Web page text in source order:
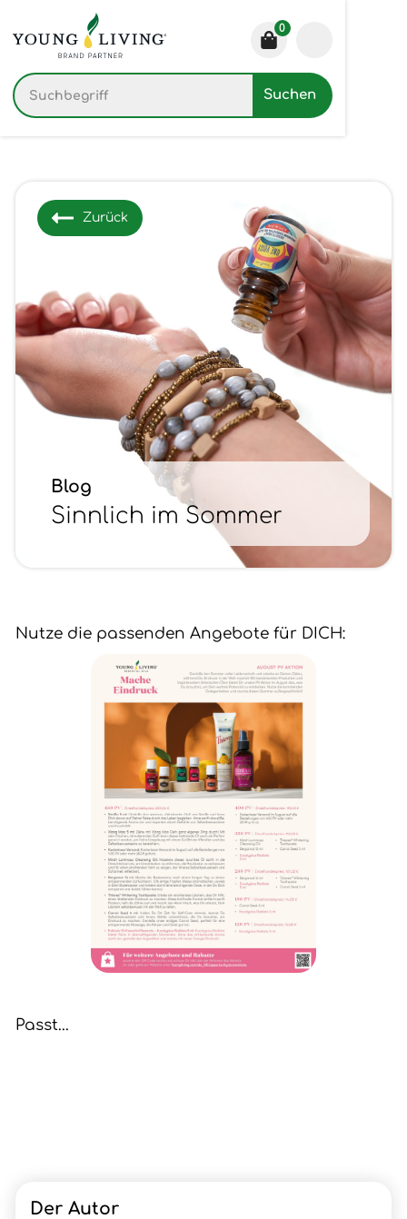
0
Zurück
Blog
Sinnlich im Sommer
Nutze die passenden Angebote für DICH:
Passt...
Der Autor